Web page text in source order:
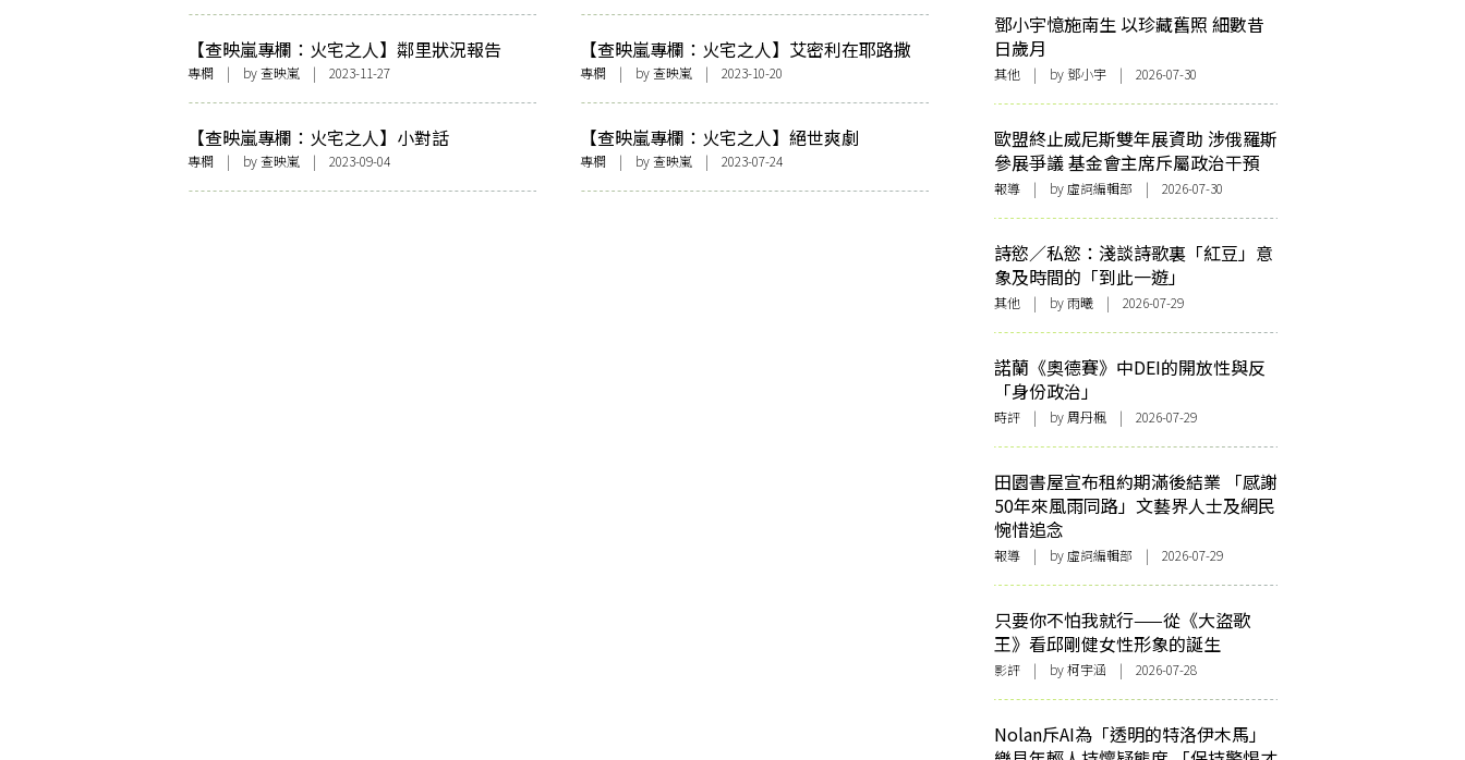
【查映嵐專欄：火宅之人】鄰里狀況報告
專欄 | by查映嵐 | 2023-11-27
【查映嵐專欄：火宅之人】艾密利在耶路撒
冷
專欄 | by查映嵐 | 2023-10-20
【查映嵐專欄：火宅之人】小對話
專欄 | by查映嵐 | 2023-09-04
【查映嵐專欄：火宅之人】絕世爽劇
專欄 | by查映嵐 | 2023-07-24
鄧小宇憶施南生 以珍藏舊照 細數昔
日歲月
其他 | by 鄧小宇 | 2026-07-30
歐盟終止威尼斯雙年展資助 涉俄羅斯
參展爭議 基金會主席斥屬政治干預
報導 | by 虛詞編輯部 | 2026-07-30
詩慾／私慾：淺談詩歌裏「紅豆」意
象及時間的「到此一遊」
其他 | by 雨曦 | 2026-07-29
諾蘭《奧德賽》中DEI的開放性與反
「身份政治」
時評 | by 周丹楓 | 2026-07-29
田園書屋宣布租約期滿後結業 「感謝
50年來風雨同路」文藝界人士及網民
惋惜追念
報導 | by 虛詞編輯部 | 2026-07-29
只要你不怕我就行——從《大盜歌
王》看邱剛健女性形象的誕生
影評 | by 柯宇涵 | 2026-07-28
Nolan斥AI為「透明的特洛伊木馬」